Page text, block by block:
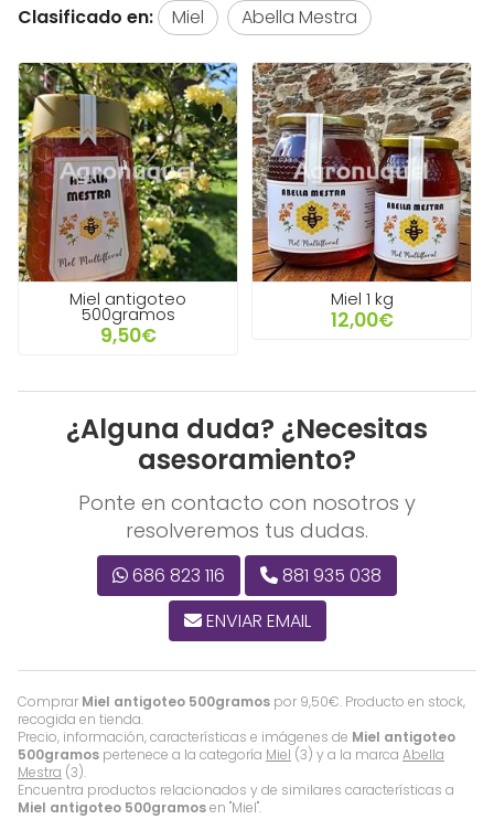
Comprar Miel antigoteo 500gramos por 9,50€. Producto en stock,
recogida en tienda.
Precio, información, características e imágenes de Miel antigoteo
500gramos pertenece a la categoría Miel (3) y a la marca Abella
Mestra (3).
Encuentra productos relacionados y de similares características a
Miel antigoteo 500gramosen "Miel".
Clasificado en: Miel Abella Mestra
Miel antigoteo
500gramos
9,50€
Miel 1 kg
12,00€
¿Alguna duda? ¿Necesitas
asesoramiento?
Ponte en contacto con nosotros y
resolveremos tus dudas.
686 823 116
881 935 038
ENVIAR EMAIL